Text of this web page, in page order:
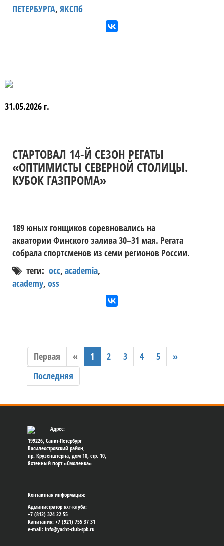
ПЕТЕРБУРГА, ЯКСПб
31.05.2026 г.
СТАРТОВАЛ 14-Й СЕЗОН РЕГАТЫ
«ОПТИМИСТЫ СЕВЕРНОЙ СТОЛИЦЫ.
КУБОК ГАЗПРОМА»
189 юных гонщиков соревновались на
акватории Финского залива 30–31 мая. Регата
собрала спортсменов из семи регионов России.
теги: occ, academia,
academy, oss
Первая « 1 2 3 4 5
»
Последняя
Адрес:
199226, Санкт-Петербург
Василеостровский район,
пр. Крузенштерна, дом 18, стр. 10,
Яхтенный порт «Смоленка»
Контактная информация:
Администратор яхт-клуба:
+7 (812) 324 22 55
Капитания: +7 (921) 755 37 31
e-mail: info@yacht-club-spb.ru